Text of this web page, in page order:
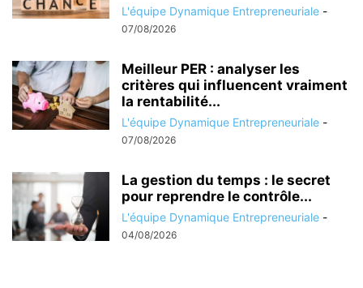
L'équipe Dynamique Entrepreneuriale -
07/08/2026
Meilleur PER : analyser les
critères qui influencent vraiment
la rentabilité...
L'équipe Dynamique Entrepreneuriale -
07/08/2026
La gestion du temps : le secret
pour reprendre le contrôle...
L'équipe Dynamique Entrepreneuriale -
04/08/2026